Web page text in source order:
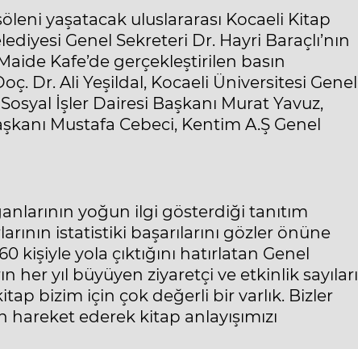
yaşatacak uluslararası Kocaeli Kitap
Genel Sekreteri Dr. Hayri Baraçlı’nın
Kafe’de gerçekleştirilen basın
Dr. Ali Yeşildal, Kocaeli Üniversitesi Genel
İşler Dairesi Başkanı Murat Yavuz,
Mustafa Cebeci, Kentim A.Ş Genel
yoğun ilgi gösterdiği tanıtım
istatistiki başarılarını gözler önüne
kişiyle yola çıktığını hatırlatan Genel
her yıl büyüyen ziyaretçi ve etkinlik sayıları
bizim için çok değerli bir varlık. Bizler
ederek kitap anlayışımızı